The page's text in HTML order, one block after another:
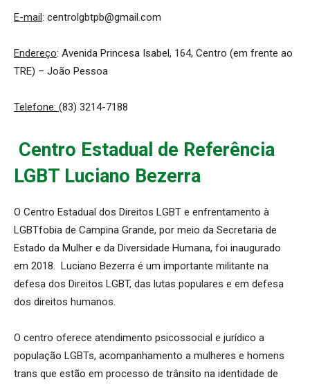
E-mail: centrolgbtpb@gmail.com
Endereço: Avenida Princesa Isabel, 164, Centro (em frente ao
TRE) – João Pessoa
Telefone: (83) 3214-7188
Centro Estadual de Referência
LGBT Luciano Bezerra
O Centro Estadual dos Direitos LGBT e enfrentamento à
LGBTfobia de Campina Grande, por meio da Secretaria de
Estado da Mulher e da Diversidade Humana, foi inaugurado
em 2018. Luciano Bezerra é um importante militante na
defesa dos Direitos LGBT, das lutas populares e em defesa
dos direitos humanos.
O centro oferece atendimento psicossocial e jurídico a
população LGBTs, acompanhamento a mulheres e homens
trans que estão em processo de trânsito na identidade de